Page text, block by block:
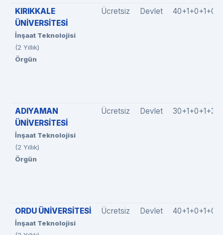
KIRIKKALE
ÜNİVERSİTESİ
İnşaat Teknolojisi
(2 Yıllık)
Örgün
Ücretsiz Devlet 40+1+0+1+0
ADIYAMAN
ÜNİVERSİTESİ
İnşaat Teknolojisi
(2 Yıllık)
Örgün
Ücretsiz Devlet 30+1+0+1+3
ORDU ÜNİVERSİTESİ
İnşaat Teknolojisi
Ücretsiz Devlet 40+1+0+1+0